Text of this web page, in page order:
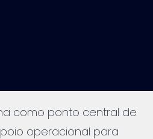
como ponto central de
operacional para